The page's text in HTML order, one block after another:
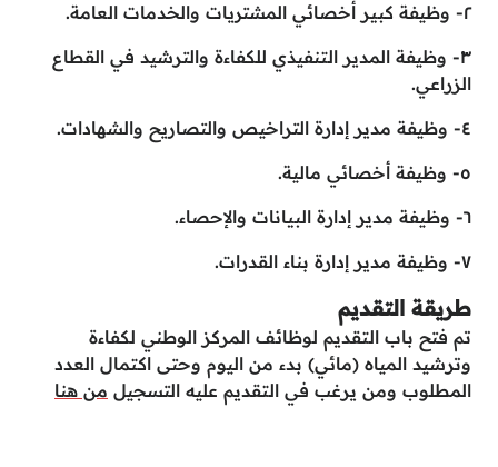
٢- وظيفة كبير أخصائي المشتريات والخدمات العامة.
٣- وظيفة المدير التنفيذي للكفاءة والترشيد في القطاع
الزراعي.
٤- وظيفة مدير إدارة التراخيص والتصاريح والشهادات.
٥- وظيفة أخصائي مالية.
٦- وظيفة مدير إدارة البيانات والإحصاء.
٧- وظيفة مدير إدارة بناء القدرات.
طريقة التقديم
تم فتح باب التقديم لوظائف المركز الوطني لكفاءة
وترشيد المياه (مائي) بدء من اليوم وحتى اكتمال العدد
المطلوب ومن يرغب في التقديم عليه التسجيل من هنا